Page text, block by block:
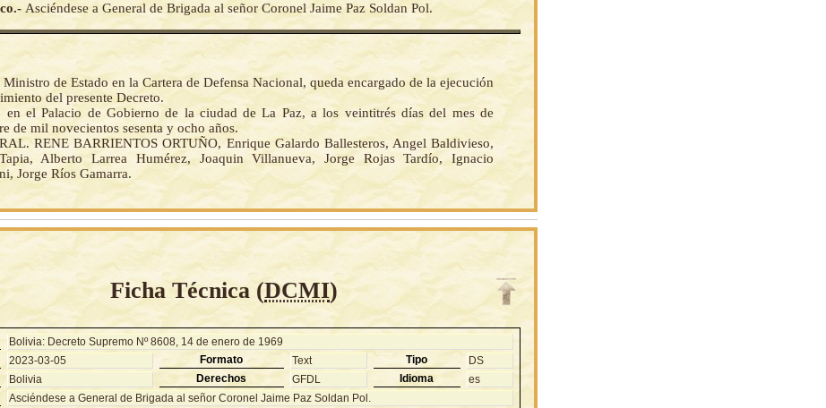
Asciéndese a General de Brigada al señor Coronel Jaime Paz Soldan Pol.
Ministro de Estado en la Cartera de Defensa Nacional, queda encargado de la ejecución
del presente Decreto.
en el Palacio de Gobierno de la ciudad de La Paz, a los veintitrés días del mes de
de mil novecientos sesenta y ocho años.
RENE BARRIENTOS ORTUÑO, Enrique Galardo Ballesteros, Angel Baldivieso,
Alberto Larrea Humérez, Joaquin Villanueva, Jorge Rojas Tardío, Ignacio
Jorge Ríos Gamarra.
Ficha Técnica (DCMI)
Bolivia: Decreto Supremo Nº 8608, 14 de enero de 1969
2023-03-05 Formato Text Tipo
DS
Bolivia Derechos GFDL Idioma
es
Asciéndese a General de Brigada al señor Coronel Jaime Paz Soldan Pol.